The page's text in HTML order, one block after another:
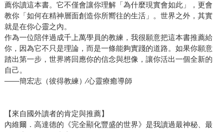
薦你讀這本書。它不僅會讓你理解「為什麼現實會如此」，更會
教你「如何在精神層面創造你所嚮往的生活」。世界之外，其實
就是在你心靈之內。
作為一位陪伴過成千上萬學員的教練，我很願意把這本書推薦給
你，因為它不只是理論，而是一條能夠實踐的道路。如果你願意
踏出第一步，世界將回應你的信念與想像，讓你活出一個全新的
自己。
——簡宏志（彼得教練）∕心靈療癒導師
【來自國外讀者的肯定與推薦】
內維爾．高達德的《完全顯化豐盛的世界》是我讀過最神秘、最